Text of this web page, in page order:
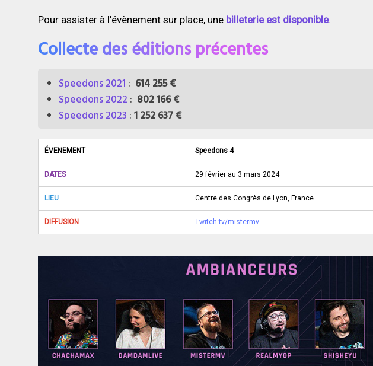
Pour assister à l'évènement sur place, une billeterie est disponible.
Collecte des éditions précentes
Speedons 2021 : 614 255 €
Speedons 2022 : 802 166 €
Speedons 2023 : 1 252 637 €
ÉVENEMENT Speedons 4
DATES 29 février au 3 mars 2024
LIEU Centre des Congrès de Lyon, France
DIFFUSION Twitch.tv/mistermv